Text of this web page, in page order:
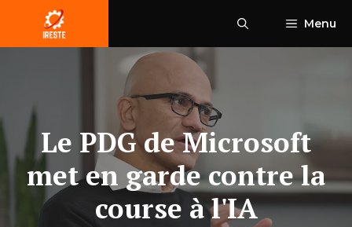
contenu
Menu
Le PDG de Microsoft
met en garde contre la
course à l'IA